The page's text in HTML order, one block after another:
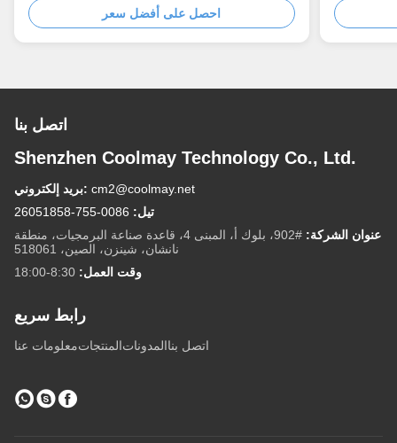
احصل على أفضل سعر
اتصل بنا
Shenzhen Coolmay Technology Co., Ltd.
بريد إلكتروني: cm2@coolmay.net
تيل: 0086-755-26051858
عنوان الشركة:
#902، بلوك أ، المبنى 4، قاعدة صناعة البرمجيات، منطقة
نانشان، شينزن، الصين، 518061
وقت العمل:
رابط سريع
معلومات عناالمنتجاتالمدوناتاتصل بنا